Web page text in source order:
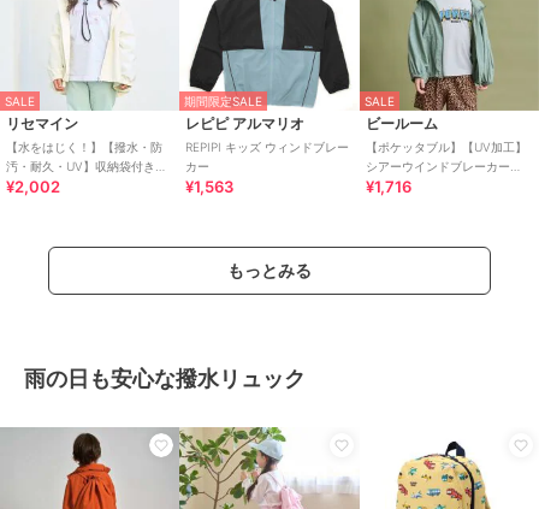
SALE
リセマイン
【水をはじく！】【撥水・防
汚・耐久・UV】収納袋付きバ
ックフリルＡラインマウンテ
¥2,002
期間限定SALE
レピピ アルマリオ
REPIPI キッズ ウィンドブレー
カー
¥1,563
SALE
ビールーム
【ポケッタブル】【UV加工】
シアーウインドブレーカー
【子供服】【キッズ】【男の
¥1,716
もっとみる
雨の日も安心な撥水リュック